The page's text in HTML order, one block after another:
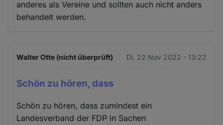
anderes als Vereine und sollten auch nicht anders
behandelt werden.
Walter Otte (nicht überprüft) Di. 22 Nov 2022 - 13:22
Schön zu hören, dass
Schön zu hören, dass zumindest ein
Landesverband der FDP in Sachen
und
Cookies